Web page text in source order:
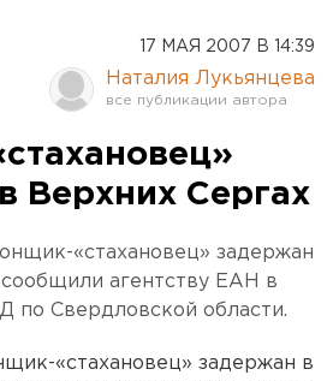
17 МАЯ 2007 В 14:39
Наталия Лукьянцева
Верхних Сергах
«стахановец» задержан
агентству ЕАН в
по Свердловской области.
«стахановец» задержан в